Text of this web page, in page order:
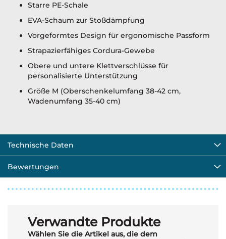
Starre PE-Schale
EVA-Schaum zur Stoßdämpfung
Vorgeformtes Design für ergonomische Passform
Strapazierfähiges Cordura-Gewebe
Obere und untere Klettverschlüsse für
personalisierte Unterstützung
Größe M (Oberschenkelumfang 38-42 cm,
Wadenumfang 35-40 cm)
Technische Daten
Bewertungen
Verwandte Produkte
Wählen Sie die Artikel aus, die dem